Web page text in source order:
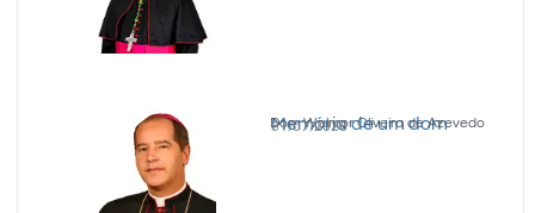
Memória de um dom
Dom Walmor Oliveira de Azevedo
31/07/2026